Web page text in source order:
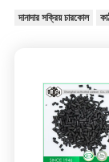
দানাদার সক্রিয় চারকোল